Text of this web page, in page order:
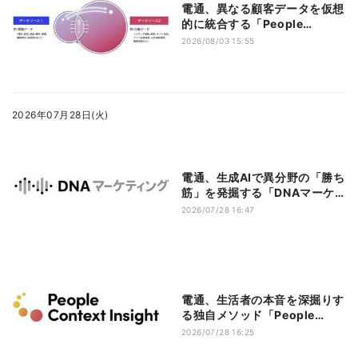
電通、異なる顧客データを仮想
的に統合する「People
Fusion」を提供開始
2026/08/03 15:55
2026年07月28日(火)
電通、生成AIで異分野の「勝ち
筋」を発掘する「DNAマーケ
ティング」開発
2026/07/28 16:47
電通、生活者の本音を深掘りす
る独自メソッド「People
Context Insight」を開発
2026/07/28 16:25